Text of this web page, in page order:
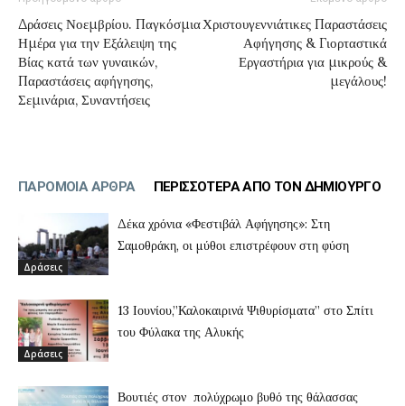
Δράσεις Νοεμβρίου. Παγκόσμια
Ημέρα για την Εξάλειψη της
Βίας κατά των γυναικών,
Παραστάσεις αφήγησης,
Σεμινάρια, Συναντήσεις
Χριστουγεννιάτικες Παραστάσεις
Αφήγησης & Γιορταστικά
Εργαστήρια για μικρούς &
μεγάλους!
ΠΑΡΟΜΟΙΑ ΑΡΘΡΑ ΠΕΡΙΣΣΟΤΕΡΑ ΑΠΟ ΤΟΝ ΔΗΜΙΟΥΡΓΟ
Δράσεις
Δέκα χρόνια «Φεστιβάλ Αφήγησης»: Στη
Σαμοθράκη, οι μύθοι επιστρέφουν στη φύση
Δράσεις
13 Ιουνίου,”Καλοκαιρινά Ψιθυρίσματα” στο Σπίτι
του Φύλακα της Αλυκής
Βουτιές στον πολύχρωμο βυθό της θάλασσας